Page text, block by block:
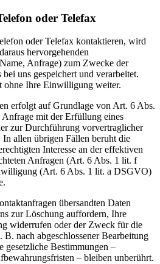
oder Telefax
oder Telefax kontaktieren, wird
hervorgehenden
Anfrage) zum Zwecke der
uns gespeichert und verarbeitet.
ohne Ihre Einwilligung weiter.
erfolgt auf Grundlage von Art. 6 Abs.
mit der Erfüllung eines
zur Durchführung vorvertraglicher
allen übrigen Fällen beruht die
Interesse an der effektiven
Anfragen (Art. 6 Abs. 1 lit. f
(Art. 6 Abs. 1 lit. a DSGVO)
übersandten Daten
zur Löschung auffordern, Ihre
widerrufen oder der Zweck für die
nach abgeschlossener Bearbeitung
gesetzliche Bestimmungen –
– bleiben unberührt.